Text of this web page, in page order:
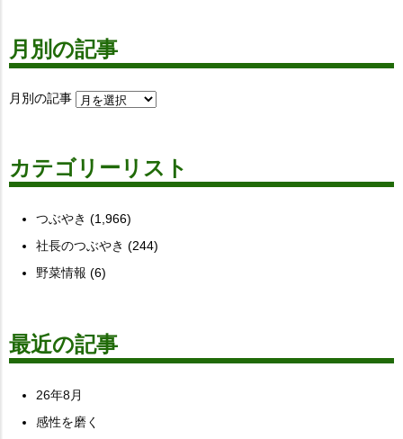
月別の記事
月別の記事
カテゴリーリスト
つぶやき (1,966)
社長のつぶやき (244)
野菜情報 (6)
最近の記事
26年8月
感性を磨く